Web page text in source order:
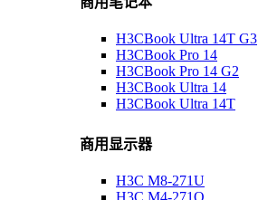
H3CBook Ultra 14T G3
H3CBook Pro 14
H3CBook Pro 14 G2
H3CBook Ultra 14
H3CBook Ultra 14T
商用显示器
H3C M8-271U
H3C M4-271Q